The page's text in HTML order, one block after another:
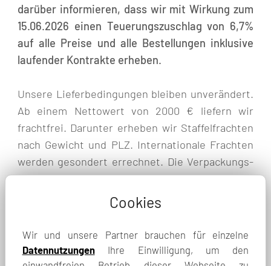
darüber informieren, dass wir mit Wirkung zum
15.06.2026 einen Teuerungszuschlag von 6,7%
auf alle Preise und alle Bestellungen inklusive
laufender Kontrakte erheben.
Unsere Lieferbedingungen bleiben unverändert.
Ab einem Nettowert von 2000 € liefern wir
frachtfrei. Darunter erheben wir Staffelfrachten
nach Gewicht und PLZ. Internationale Frachten
werden gesondert errechnet. Die Verpackungs-
und Versandpauschale von Paketen bis 30 kg
bleibt unverändert bei 32,00 €
Für Ihr Vertrauen und die angenehme
Zusammenarbeit bedanken wir uns herzlich und
freuen uns darauf, Sie auch in Zukunft mit
Cookies
Wir und unsere Partner brauchen für einzelne
DatennutzungenIhre Einwilligung, um den